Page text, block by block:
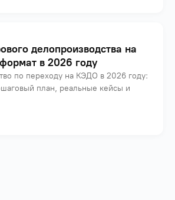
делопроизводства на
в 2026 году
по переходу на КЭДО в 2026 году:
план, реальные кейсы и